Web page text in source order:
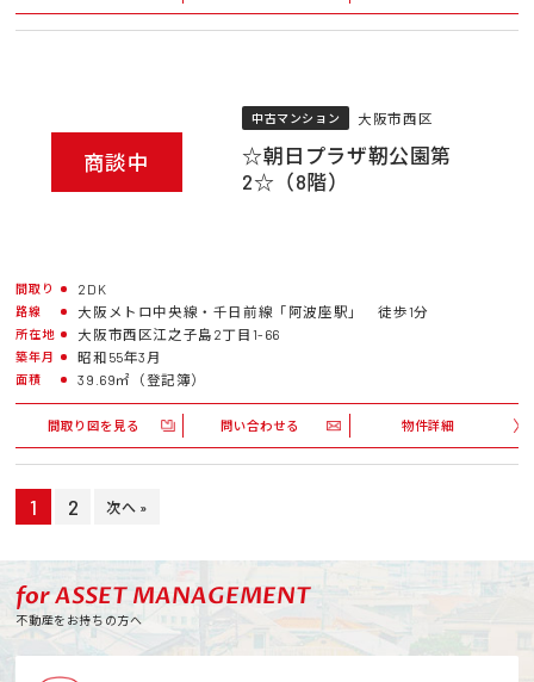
商談中
中古マンション 大阪市西区
☆朝日プラザ靭公園第
2☆（8階）
間取り 2DK
路線 大阪メトロ中央線・千日前線「阿波座駅」 徒歩1分
所在地 大阪市西区江之子島2丁目1-66
築年月 昭和55年3月
面積 39.69㎡（登記簿）
間取り図を見る 問い合わせる 物件詳細
1 2 次へ »
for ASSET MANAGEMENT
不動産をお持ちの方へ